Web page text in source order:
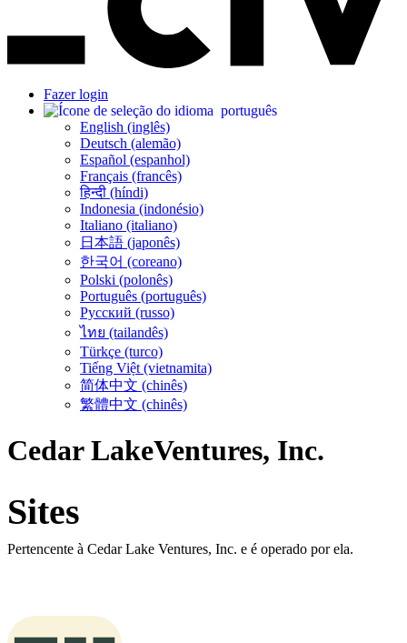
Fazer login
português
English (inglês)
Deutsch (alemão)
Español (espanhol)
Français (francês)
हिन्दी (híndi)
Indonesia (indonésio)
Italiano (italiano)
日本語 (japonês)
한국어 (coreano)
Polski (polonês)
Português (português)
Русский (russo)
ไทย (tailandês)
Türkçe (turco)
Tiếng Việt (vietnamita)
简体中文 (chinês)
繁體中文 (chinês)
Cedar LakeVentures, Inc.
Sites
Pertencente à Cedar Lake Ventures, Inc. e é operado por ela.